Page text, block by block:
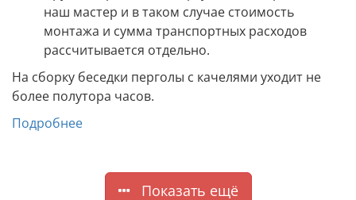
наш мастер и в таком случае стоимость
монтажа и сумма транспортных расходов
рассчитывается отдельно.
На сборку беседки перголы с качелями уходит не
более полутора часов.
Подробнее
Показать ещё